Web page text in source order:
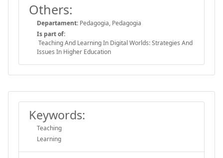
Others:
Departament: Pedagogia, Pedagogia
Is part of:
Teaching And Learning In Digital Worlds: Strategies And
Issues In Higher Education
Keywords:
Teaching
Learning